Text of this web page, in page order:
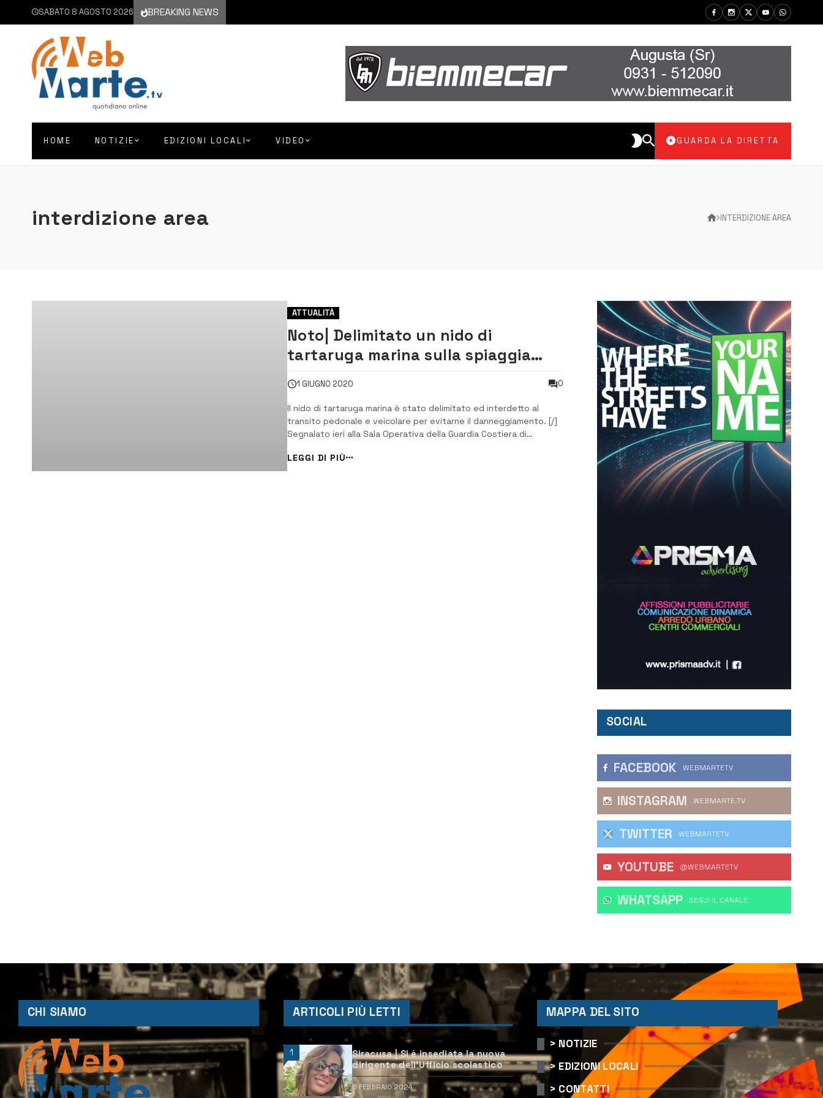
SABATO 8 AGOSTO 2026 BREAKING NEWS
HOME NOTIZIE EDIZIONI LOCALI VIDEO GUARDA LA DIRETTA
INTERDIZIONE AREA
interdizione area
ATTUALITÀ
Noto| Delimitato un nido di
tartaruga marina sulla spiaggia
dell’eloro
1 GIUGNO 2020 0
Il nido di tartaruga marina è stato delimitato ed interdetto al
transito pedonale e veicolare per evitarne il danneggiamento. [/]
Segnalato ieri alla Sala Operativa della Guardia Costiera di
nido di tartaruga marina nella spiaggia di Eloro del Comune di
Noto. Il segnalante [&he...
LEGGI DI PIÙ
SOCIAL
FACEBOOK WEBMARTETV
INSTAGRAM WEBMARTE.TV
TWITTER WEBMARTETV
YOUTUBE @WEBMARTETV
WHATSAPP ‎SEGUI IL CANALE
CHI SIAMO ARTICOLI PIÙ LETTI
1
Siracusa | Si è insediata la nuova
dirigente dell’Ufficio scolastico
6 FEBBRAIO 2024
MAPPA DEL SITO
> NOTIZIE
> EDIZIONI LOCALI
> CONTATTI